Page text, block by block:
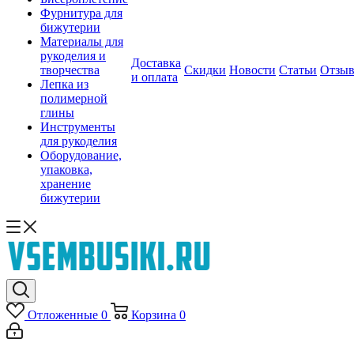
Фурнитура для
бижутерии
Материалы для
рукоделия и
творчества
Лепка из
полимерной
глины
Инструменты
для рукоделия
Оборудование,
упаковка,
хранение
бижутерии
Доставка
и оплата
Скидки Новости Статьи
Отложенные 0 Корзина 0